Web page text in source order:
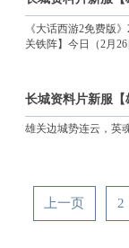
《大话西游2免费版
关铁阵】今日（2月
长城资料片新服
雄关边城势连云，英
上一页 2